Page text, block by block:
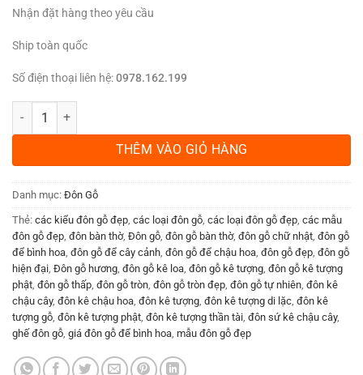
Nhận đặt hàng theo yêu cầu
Ship toàn quốc
Số điện thoại liên hệ:0978.162.199
Đôn Chân Hươu Gỗ Hương Màu Óc Chó KP08 số lượng
THÊM VÀO GIỎ HÀNG
Danh mục: Đôn Gỗ
Thẻ: các kiểu đôn gỗ đẹp, các loại đôn gỗ, các loại đôn gỗ đẹp, các mẫu
đôn gỗ đẹp, đôn bàn thờ, Đôn gỗ, đôn gỗ bàn thờ, đôn gỗ chữ nhật, đôn gỗ
để bình hoa, đôn gỗ để cây cảnh, đôn gỗ để chậu hoa, đôn gỗ đẹp, đôn gỗ
hiện đại, Đôn gỗ hương, đôn gỗ kê loa, đôn gỗ kê tượng, đôn gỗ kê tượng
phật, đôn gỗ thấp, đôn gỗ tròn, đôn gỗ tròn đẹp, đôn gỗ tự nhiên, đôn kê
chậu cây, đôn kê chậu hoa, đôn kê tượng, đôn kê tượng di lặc, đôn kê
tượng gỗ, đôn kê tượng phật, đôn kê tượng thần tài, đôn sứ kê chậu cây,
ghế đôn gỗ, giá đôn gỗ để bình hoa, mẫu đôn gỗ đẹp